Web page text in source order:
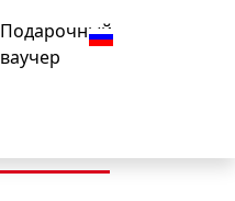
Подарочный
ваучер